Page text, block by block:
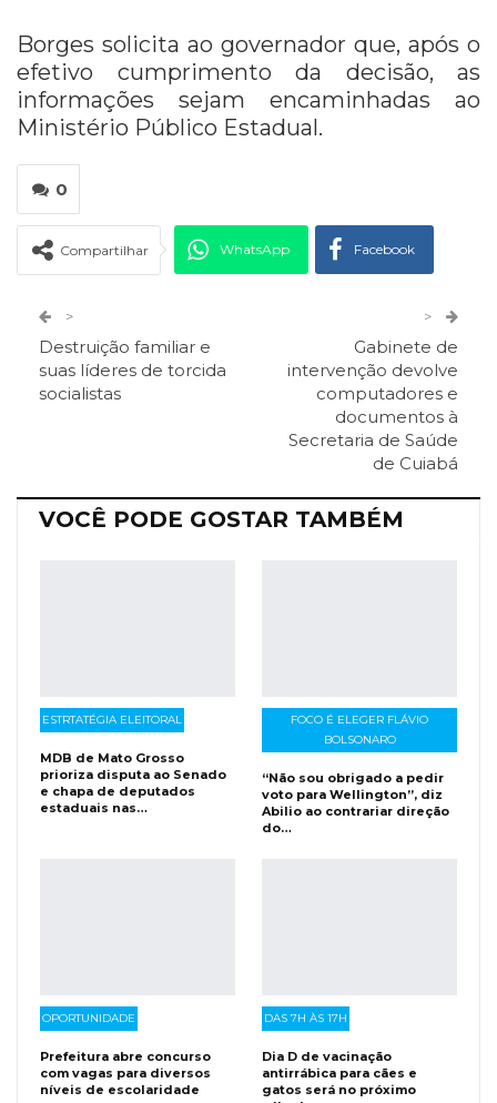
Borges solicita ao governador que, após o
efetivo cumprimento da decisão, as
informações sejam encaminhadas ao
Ministério Público Estadual.
0
Compartilhar WhatsApp Facebook
ReddIt
O email
>
Destruição familiar e
suas líderes de torcida
socialistas
>
Gabinete de
intervenção devolve
computadores e
documentos à
Secretaria de Saúde
de Cuiabá
VOCÊ PODE GOSTAR TAMBÉM
ESTRTATÉGIA ELEITORAL
MDB de Mato Grosso
prioriza disputa ao Senado
e chapa de deputados
estaduais nas…
FOCO É ELEGER FLÁVIO
BOLSONARO
“Não sou obrigado a pedir
voto para Wellington”, diz
Abilio ao contrariar direção
do…
OPORTUNIDADE
Prefeitura abre concurso
com vagas para diversos
níveis de escolaridade
DAS 7H ÀS 17H
Dia D de vacinação
antirrábica para cães e
gatos será no próximo